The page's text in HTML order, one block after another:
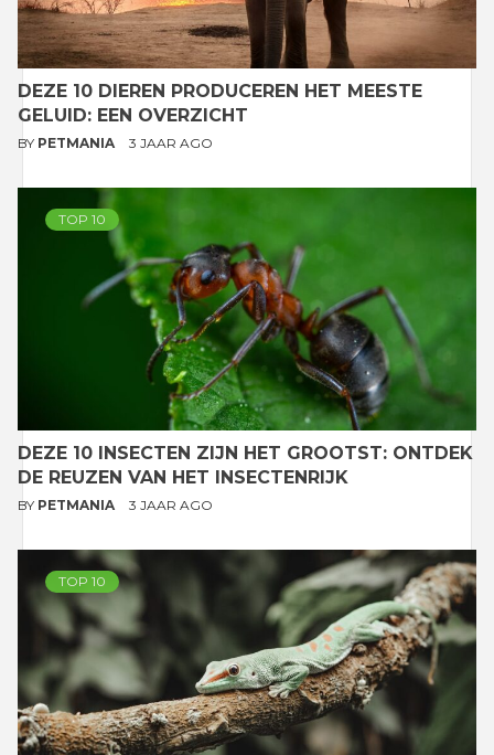
DEZE 10 DIEREN PRODUCEREN HET MEESTE
GELUID: EEN OVERZICHT
BY PETMANIA 3 JAAR AGO
TOP 10
DEZE 10 INSECTEN ZIJN HET GROOTST: ONTDEK
DE REUZEN VAN HET INSECTENRIJK
BY PETMANIA 3 JAAR AGO
TOP 10